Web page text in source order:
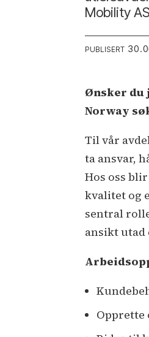
Mobility
PUBLISERT
Ønsker du
Norway
Til vår
ta ansvar,
Hos oss
kvalitet og
sentral
ansikt
Opprette